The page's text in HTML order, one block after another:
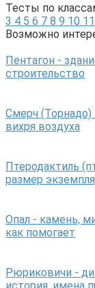
Тесты по
3 4 5 6 7 8 9 10 11
Возможно
Пентагон -
строительство
Смерч (Торнадо)
вихря воздуха
Птеродактиль
размер
Опал - камень,
как помогает
Рюриковичи -